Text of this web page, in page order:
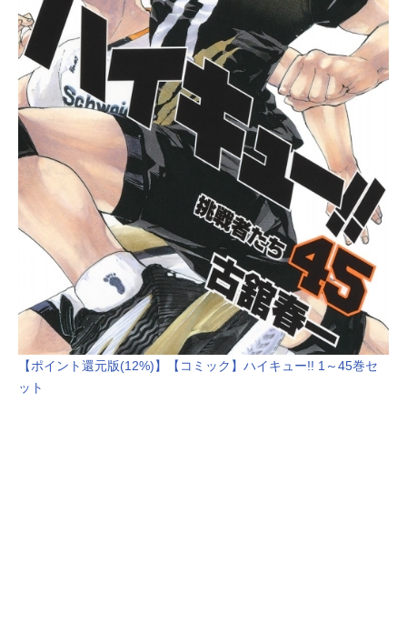
【ポイント還元版(12%)】【コミック】ハイキュー!! 1～45巻セ
ット